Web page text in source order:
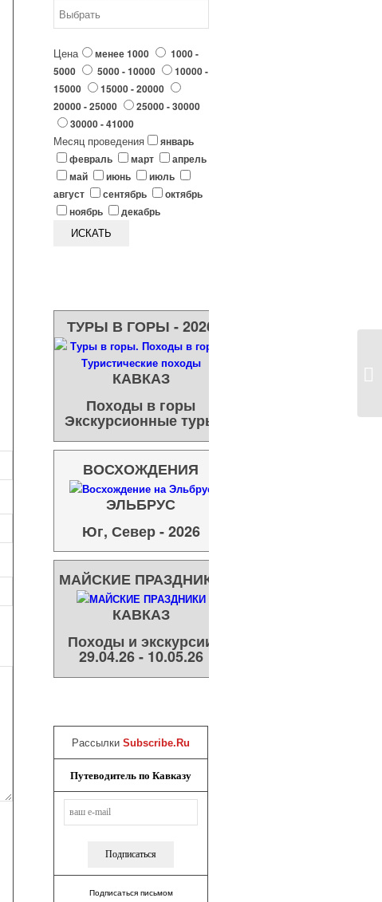
Цена менее 1000
1000 -
5000
5000 - 10000
10000 -
15000
15000 - 20000
20000 - 25000
25000 - 30000
30000 - 41000
Месяц проведения
январь
февраль
март
апрель
май
июнь
июль
август
сентябрь
октябрь
ноябрь
декабрь
ТУРЫ В ГОРЫ - 2026
КАВКАЗ
Походы в горы
Экскурсионные туры
ВОСХОЖДЕНИЯ
ЭЛЬБРУС
Юг, Север - 2026
МАЙСКИЕ ПРАЗДНИКИ
КАВКАЗ
Походы и экскурсии
29.04.26 - 10.05.26
РассылкиSubscribe.Ru
Путеводитель по Кавказу
Подписаться письмом